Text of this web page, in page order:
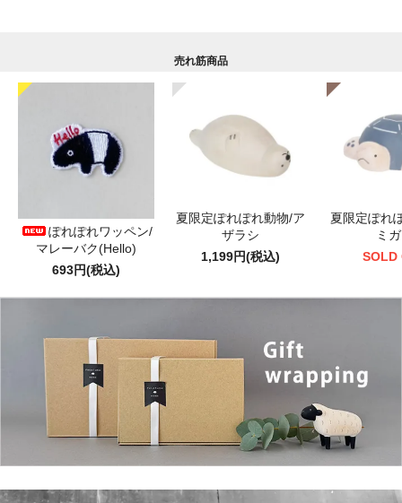
売れ筋商品
ぽれぽれワッペン/
マレーバク(Hello)
693円(税込)
夏限定ぽれぽれ動物/ア
ザラシ
1,199円(税込)
夏限定ぽれ
ミ
SOLD